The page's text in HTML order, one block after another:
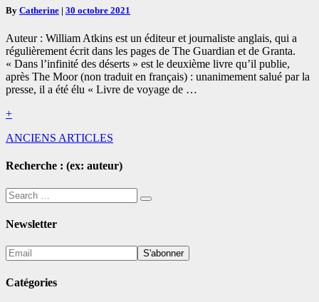
des
(RL2021)
By Catherine | 30 octobre 2021
Auteur : William Atkins est un éditeur et journaliste anglais, qui a
régulièrement écrit dans les pages de The Guardian et de Granta.
« Dans l’infinité des déserts » est le deuxième livre qu’il publie,
après The Moor (non traduit en français) : unanimement salué par la
presse, il a été élu « Livre de voyage de …
+Read
Navigation
dans
articles
ANCIENS ARTICLES
Recherche : (ex: auteur)
Search
for:
Search
Newsletter
Catégories